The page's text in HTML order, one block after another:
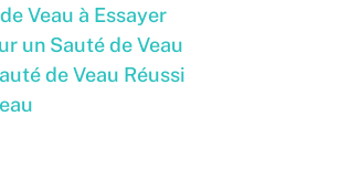
Veau à Essayer
un Sauté de Veau
de Veau Réussi